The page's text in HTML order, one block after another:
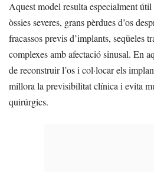
Aquest model resulta especialment
òssies severes, grans pèrdues d’os
fracassos previs d’implants, seqüeles
complexes amb afectació sinusal. En
de reconstruir l’os i col·locar els
millora la previsibilitat clínica i evita
quirúrgics.